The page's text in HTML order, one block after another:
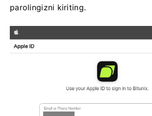
parolingizni kiriting.